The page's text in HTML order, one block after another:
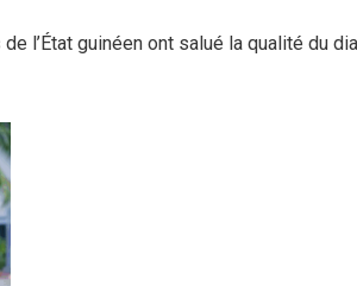
l’État guinéen ont salué la qualité du